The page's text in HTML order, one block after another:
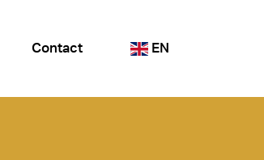
Contact EN